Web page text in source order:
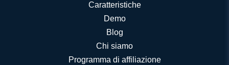
Caratteristiche
Demo
Blog
Chi siamo
Programma di affiliazione